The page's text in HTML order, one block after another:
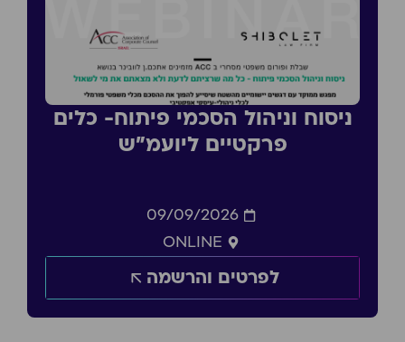
ניסוח וניהול הסכמי פיתוח- כלים
פרקטיים ליועמ״ש
09/09/2026
ONLINE
לפרטים והרשמה